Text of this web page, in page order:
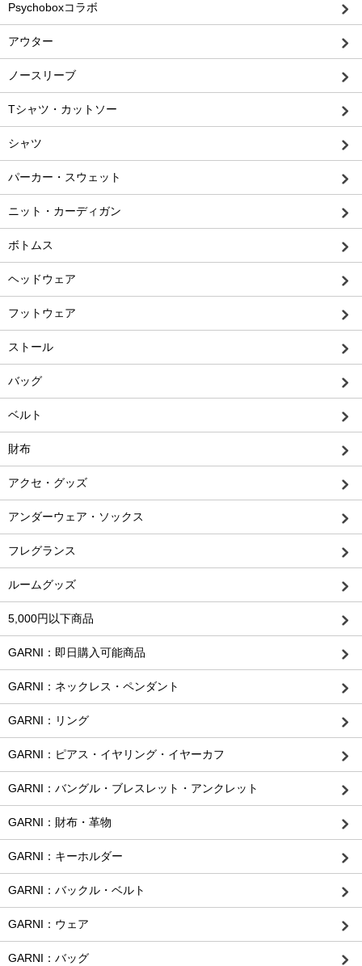
Psychoboxコラボ
アウター
ノースリーブ
Tシャツ・カットソー
シャツ
パーカー・スウェット
ニット・カーディガン
ボトムス
ヘッドウェア
フットウェア
ストール
バッグ
ベルト
財布
アクセ・グッズ
アンダーウェア・ソックス
フレグランス
ルームグッズ
5,000円以下商品
GARNI：即日購入可能商品
GARNI：ネックレス・ペンダント
GARNI：リング
GARNI：ピアス・イヤリング・イヤーカフ
GARNI：バングル・ブレスレット・アンクレット
GARNI：財布・革物
GARNI：キーホルダー
GARNI：バックル・ベルト
GARNI：ウェア
GARNI：バッグ